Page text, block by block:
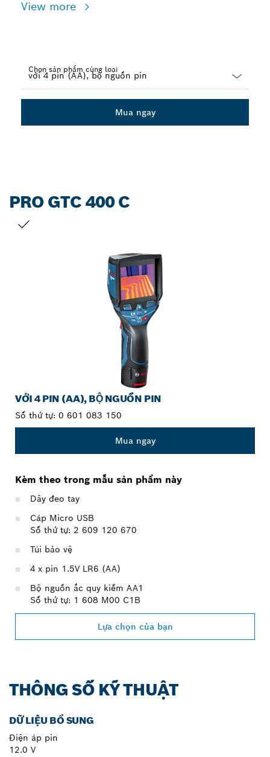
View more
Chọn sản phẩm cùng loại
Mua ngay
PRO GTC 400 C
VỚI 4 PIN (AA), BỘ NGUỒN PIN
Số thứ tự: 0 601 083 150
Mua ngay
Kèm theo trong mẫu sản phẩm này
Dây đeo tay
Cáp Micro USB
Số thứ tự: 2 609 120 670
Túi bảo vệ
4 x pin 1.5V LR6 (AA)
Bộ nguồn ắc quy kiềm AA1
Số thứ tự: 1 608 M00 C1B
Lựa chọn của bạn
THÔNG SỐ KỸ THUẬT
DỮ LIỆU BỔ SUNG
Điện áp pin
12.0 V